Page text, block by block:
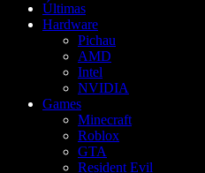
Últimas
Hardware
Pichau
AMD
Intel
NVIDIA
Games
Minecraft
Roblox
GTA
Resident Evil